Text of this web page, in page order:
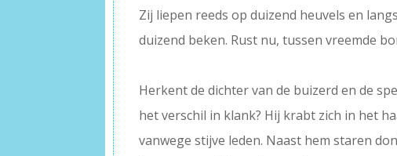
Zij liepen reeds op duizend heuvels en langs
duizend beken. Rust nu, tussen vreemde
Herkent de dichter van de buizerd en de
het verschil in klank? Hij krabt zich in het
vanwege stijve leden. Naast hem staren